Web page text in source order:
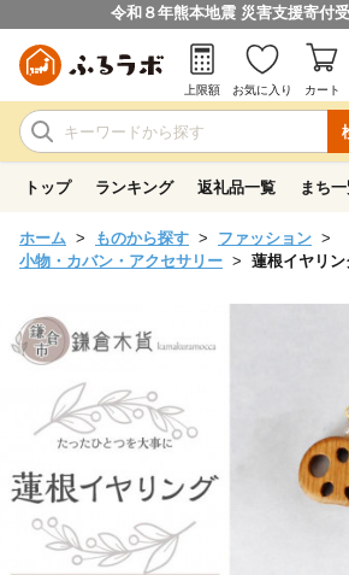
令和８年熊本地震 災害支援寄付
上限額 お気に入り カート
トップ ランキング 返礼品一覧 まち
ホーム ものから探す
ファッション
小物・カバン・アクセサリー
蓮根イヤリン